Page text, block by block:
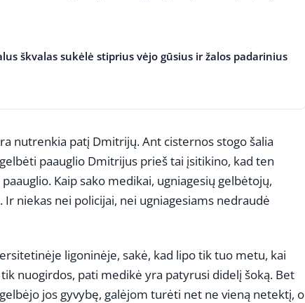
škvalas sukėlė stiprius vėjo gūsius ir žalos padarinius
nutrenkia patį Dmitrijų. Ant cisternos stogo šalia
paauglio Dmitrijus prieš tai įsitikino, kad ten
Kaip sako medikai, ugniagesių gelbėtojų,
niekas nei policijai, nei ugniagesiams nedraudė
ligoninėje, sakė, kad lipo tik tuo metu, kai
nuogirdos, pati medikė yra patyrusi didelį šoką. Bet
jos gyvybę, galėjom turėti net ne vieną netektį, o